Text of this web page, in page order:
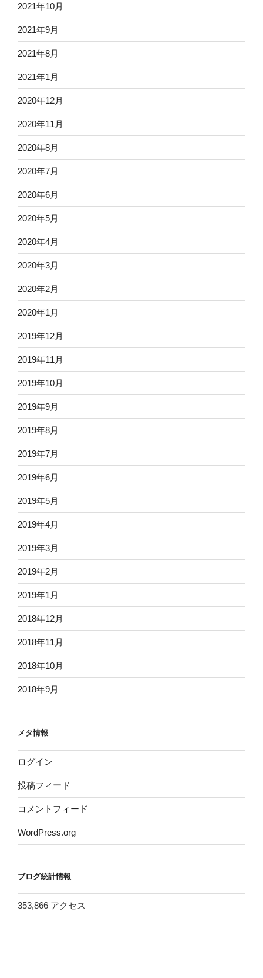
2021年10月
2021年9月
2021年8月
2021年1月
2020年12月
2020年11月
2020年8月
2020年7月
2020年6月
2020年5月
2020年4月
2020年3月
2020年2月
2020年1月
2019年12月
2019年11月
2019年10月
2019年9月
2019年8月
2019年7月
2019年6月
2019年5月
2019年4月
2019年3月
2019年2月
2019年1月
2018年12月
2018年11月
2018年10月
2018年9月
メタ情報
ログイン
投稿フィード
コメントフィード
WordPress.org
ブログ統計情報
353,866 アクセス